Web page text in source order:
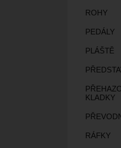
ROHY
PEDÁLY
PLÁŠTĚ
KLADKY
RÁFKY